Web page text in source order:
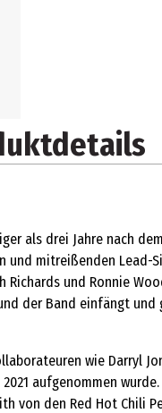
als drei Jahre nach
mitreißenden Lead-
und Ronnie
der Band einfängt
wie Darryl
aufgenommen
von den Red Hot Chili